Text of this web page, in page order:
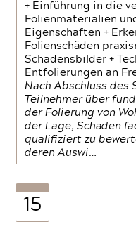
+ Einführung in die
Folienmaterialien
Eigenschaften +
Folienschäden
Schadensbilder +
Entfolierungen an
Nach Abschluss des
Teilnehmer über
der Folierung von
der Lage, Schäden
qualifiziert zu
deren Auswi…
15